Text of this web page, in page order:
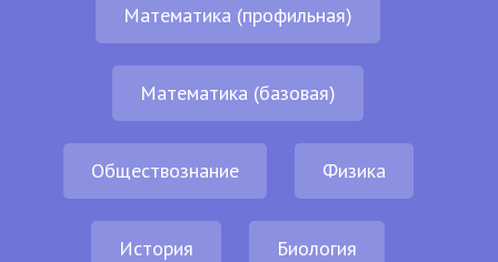
Математика (профильная)
Математика (базовая)
Обществознание Физика
История Биология